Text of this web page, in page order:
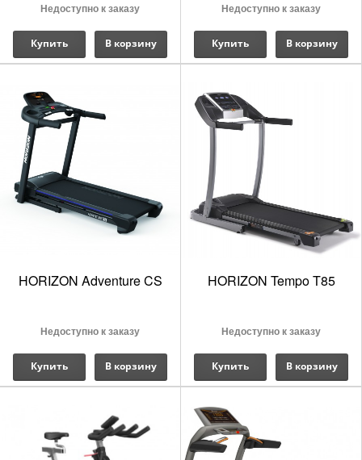
Недоступно к заказу
Купить В корзину
Недоступно к заказу
Купить В корзину
HORIZON Adventure CS
Недоступно к заказу
Купить В корзину
HORIZON Tempo T85
Недоступно к заказу
Купить В корзину